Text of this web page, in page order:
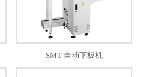
SMT 自动下板机